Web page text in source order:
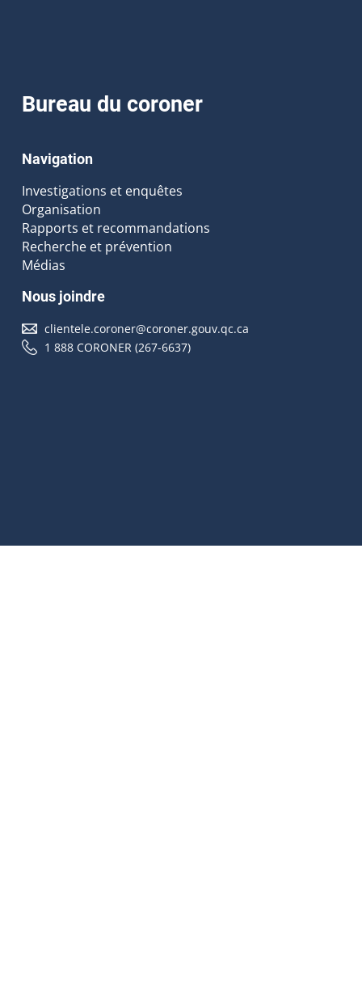
Bureau du coroner
Navigation
Investigations et enquêtes
Organisation
Rapports et recommandations
Recherche et prévention
Médias
Nous joindre
clientele.coroner@coroner.gouv.qc.ca
1 888 CORONER (267-6637)